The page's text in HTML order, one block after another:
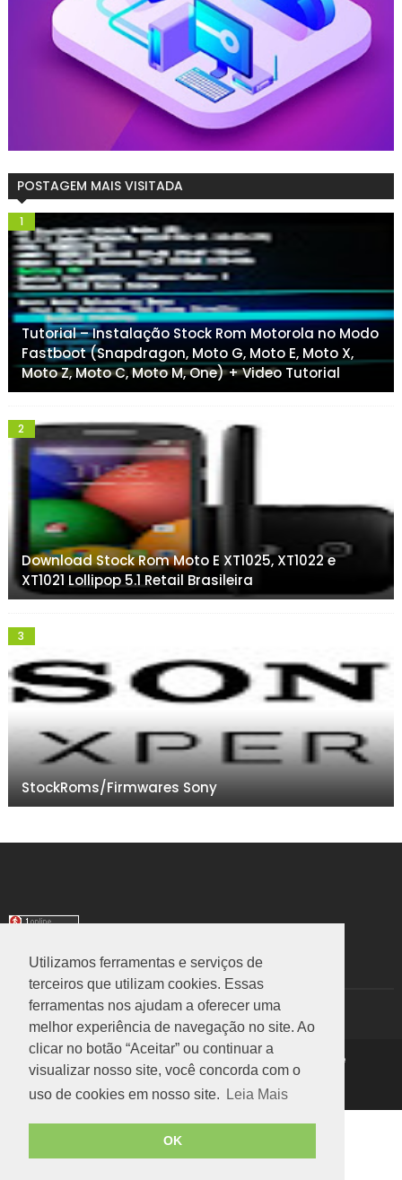
Utilizamos ferramentas e serviços de
terceiros que utilizam cookies. Essas
ferramentas nos ajudam a oferecer uma
melhor experiência de navegação no site. Ao
clicar no botão “Aceitar” ou continuar a
visualizar nosso site, você concorda com o
uso de cookies em nosso site.
Leia Mais
OK
POSTAGEM MAIS VISITADA
Tutorial – Instalação Stock Rom Motorola no Modo
Fastboot (Snapdragon, Moto G, Moto E, Moto X,
Moto Z, Moto C, Moto M, One) + Video Tutorial
Download Stock Rom Moto E XT1025, XT1022 e
XT1021 Lollipop 5.1 Retail Brasileira
StockRoms/Firmwares Sony
TRANSLATE
Select Language▼
Política de Privacidade
Voltar ao Topo